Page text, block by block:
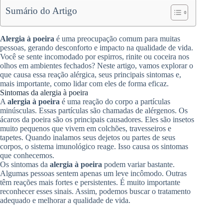
Sumário do Artigo
Alergia à poeira é uma preocupação comum para muitas
pessoas, gerando desconforto e impacto na qualidade de vida.
Você se sente incomodado por espirros, rinite ou coceira nos
olhos em ambientes fechados? Neste artigo, vamos explorar o
que causa essa reação alérgica, seus principais sintomas e,
mais importante, como lidar com eles de forma eficaz.
Sintomas da alergia à poeira
A alergia à poeira é uma reação do corpo a partículas
minúsculas. Essas partículas são chamadas de alérgenos. Os
ácaros da poeira são os principais causadores. Eles são insetos
muito pequenos que vivem em colchões, travesseiros e
tapetes. Quando inalamos seus dejetos ou partes de seus
corpos, o sistema imunológico reage. Isso causa os sintomas
que conhecemos.
Os sintomas da alergia à poeira podem variar bastante.
Algumas pessoas sentem apenas um leve incômodo. Outras
têm reações mais fortes e persistentes. É muito importante
reconhecer esses sinais. Assim, podemos buscar o tratamento
adequado e melhorar a qualidade de vida.